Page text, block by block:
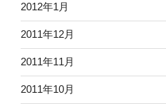
2012年1月
2011年12月
2011年11月
2011年10月